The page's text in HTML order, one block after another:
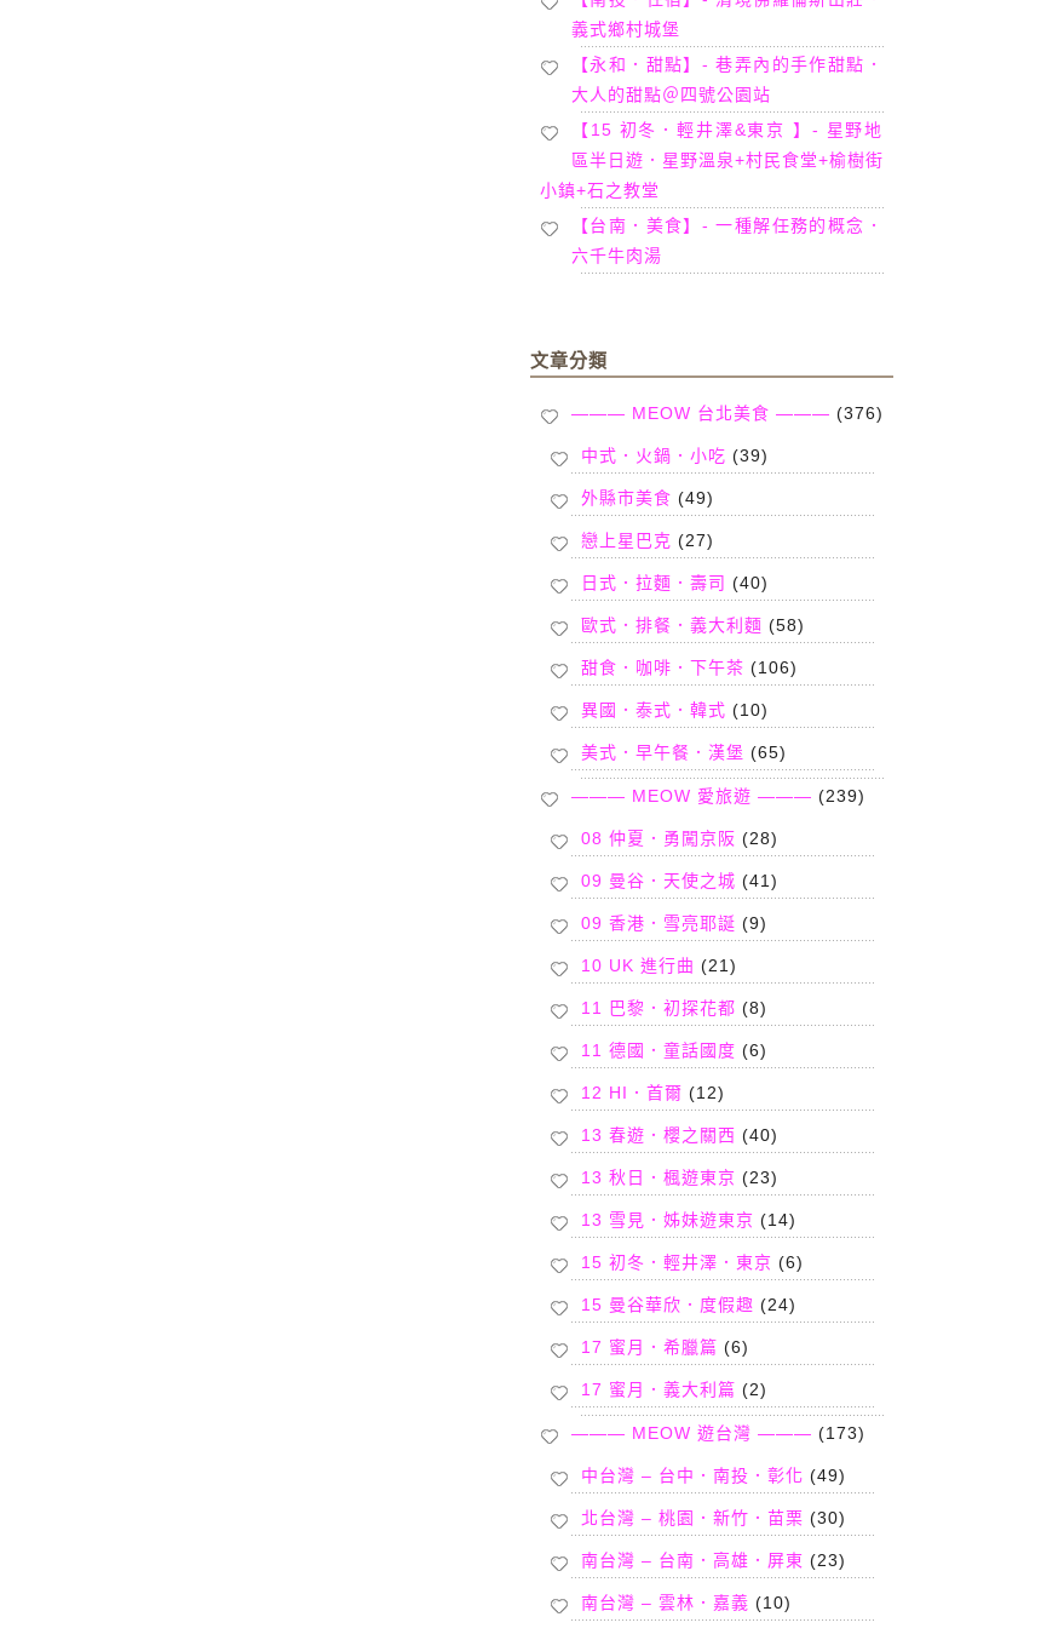
義式鄉村城堡
【永和．甜點】- 巷弄內的手作甜點．
大人的甜點＠四號公園站
【15 初冬．輕井澤&東京 】- 星野地
區半日遊．星野溫泉+村民食堂+榆樹街
小鎮+石之教堂
【台南．美食】- 一種解任務的概念．
六千牛肉湯
文章分類
——— MEOW 台北美食 ——— (376)
中式．火鍋．小吃 (39)
外縣市美食 (49)
戀上星巴克 (27)
日式．拉麵．壽司 (40)
歐式．排餐．義大利麵 (58)
甜食．咖啡．下午茶 (106)
異國．泰式．韓式 (10)
美式．早午餐．漢堡 (65)
——— MEOW 愛旅遊 ——— (239)
08 仲夏．勇闖京阪 (28)
09 曼谷．天使之城 (41)
09 香港．雪亮耶誕 (9)
10 UK 進行曲 (21)
11 巴黎．初探花都 (8)
11 德國．童話國度 (6)
12 HI．首爾 (12)
13 春遊．櫻之關西 (40)
13 秋日．楓遊東京 (23)
13 雪見．姊妹遊東京 (14)
15 初冬．輕井澤．東京 (6)
15 曼谷華欣．度假趣 (24)
17 蜜月．希臘篇 (6)
17 蜜月．義大利篇 (2)
——— MEOW 遊台灣 ——— (173)
中台灣 – 台中．南投．彰化 (49)
北台灣 – 桃園．新竹．苗栗 (30)
南台灣 – 台南．高雄．屏東 (23)
南台灣 – 雲林．嘉義 (10)